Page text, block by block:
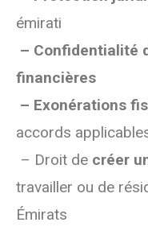
émirati
– Confidentialité
financières
– Exonérations
accords
– Droit de créer
travailler ou de
Émirats